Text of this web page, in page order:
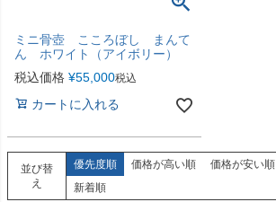
ミニ骨壺 こころぼし まんて
ん ホワイト（アイボリー）
税込価格 ¥55,000税込
カートに入れる
並び替
え
優先度順 価格が高い順 価格が安い順
新着順